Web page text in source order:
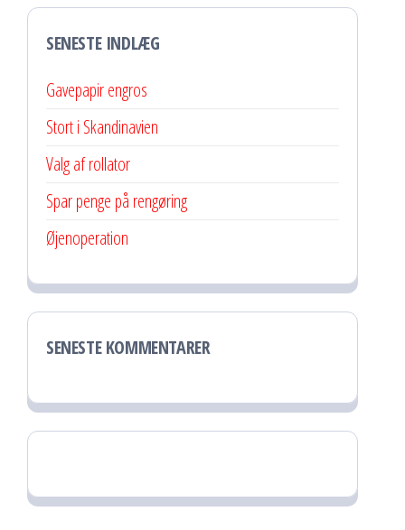
SENESTE INDLÆG
Gavepapir engros
Stort i Skandinavien
Valg af rollator
Spar penge på rengøring
Øjenoperation
SENESTE KOMMENTARER